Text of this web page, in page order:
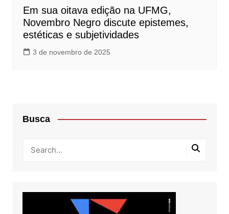
Em sua oitava edição na UFMG,
Novembro Negro discute epistemes,
estéticas e subjetividades
3 de novembro de 2025
Busca